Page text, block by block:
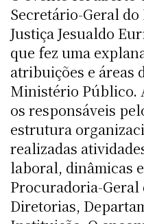
Secretário-Geral
Justiça Jesualdo
que fez uma
atribuições e áreas
Ministério Público.
os responsáveis
estrutura
realizadas
laboral, dinâmicas
Procuradoria-Geral
Diretorias,